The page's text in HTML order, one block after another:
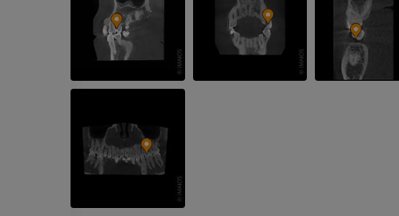
МРТ верхней
конечности
ПРЕМИУМ
МРТ плечевого сустава
ПРЕМИУМ
МРТ запястья
ПРЕМИУМ
Нижняя конечность
Иллюстрации
Рентгенография